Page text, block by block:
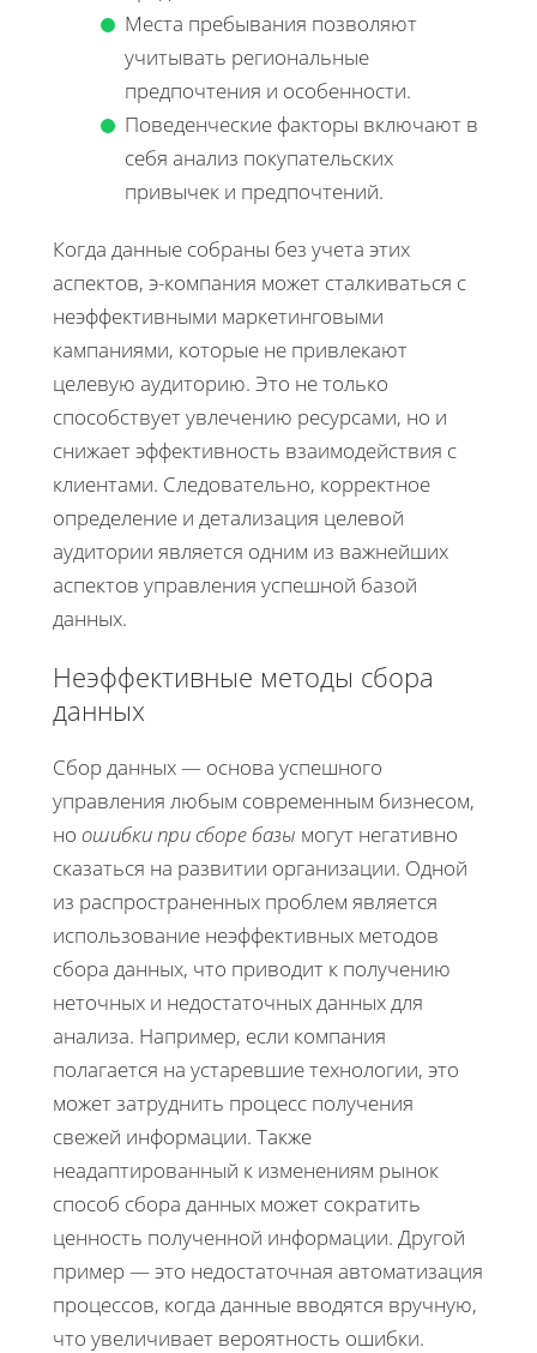
Места пребывания позволяют
учитывать региональные
предпочтения и особенности.
Поведенческие факторы включают в
себя анализ покупательских
привычек и предпочтений.
Когда данные собраны без учета этих
аспектов, э-компания может сталкиваться с
неэффективными маркетинговыми
кампаниями, которые не привлекают
целевую аудиторию. Это не только
способствует увлечению ресурсами, но и
снижает эффективность взаимодействия с
клиентами. Следовательно, корректное
определение и детализация целевой
аудитории является одним из важнейших
аспектов управления успешной базой
данных.
Неэффективные методы сбора
данных
Сбор данных — основа успешного
управления любым современным бизнесом,
но ошибки при сборе базы могут негативно
сказаться на развитии организации. Одной
из распространенных проблем является
использование неэффективных методов
сбора данных, что приводит к получению
неточных и недостаточных данных для
анализа. Например, если компания
полагается на устаревшие технологии, это
может затруднить процесс получения
свежей информации. Также
неадаптированный к изменениям рынок
способ сбора данных может сократить
ценность полученной информации. Другой
пример — это недостаточная автоматизация
процессов, когда данные вводятся вручную,
что увеличивает вероятность ошибки.